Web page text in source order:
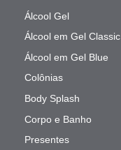
Álcool Gel
Álcool em Gel Classic
Álcool em Gel Blue
Colônias
Body Splash
Corpo e Banho
Presentes